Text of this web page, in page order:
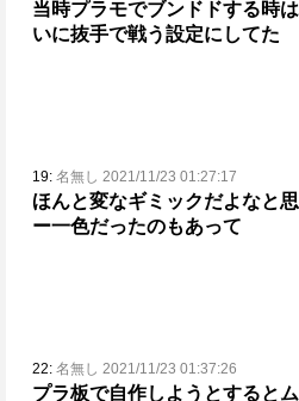
当時プラモでブンドドする時
いに抜手で戦う設定にしてた
19: 名無し 2021/11/23 01:27:17
ほんと変なギミックだよなと
ー一色だったのもあって
22: 名無し 2021/11/23 01:37:26
プラ板で自作しようとすると